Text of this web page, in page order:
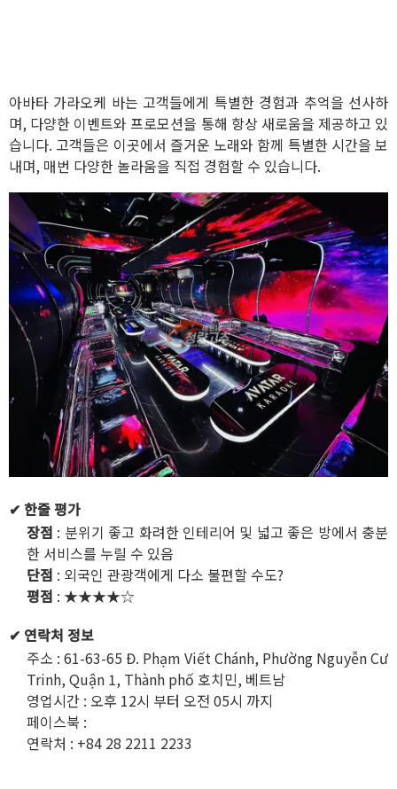
아바타 가라오케 바는 고객들에게 특별한 경험과 추억을 선사하
며, 다양한 이벤트와 프로모션을 통해 항상 새로움을 제공하고 있
습니다. 고객들은 이곳에서 즐거운 노래와 함께 특별한 시간을 보
내며, 매번 다양한 놀라움을 직접 경험할 수 있습니다.
✔ 한줄 평가
장점 : 분위기 좋고 화려한 인테리어 및 넓고 좋은 방에서 충분
한 서비스를 누릴 수 있음
단점 : 외국인 관광객에게 다소 불편할 수도?
평점 : ★★★★☆
✔ 연락처 정보
주소 : 61-63-65 Đ. Phạm Viết Chánh, Phường Nguyễn Cư
Trinh, Quận 1, Thành phố 호치민, 베트남
영업시간 : 오후 12시 부터 오전 05시 까지
페이스북 :
연락처 : +84 28 2211 2233